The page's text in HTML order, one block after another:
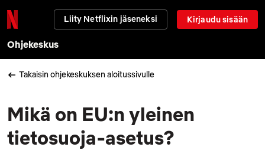
Liity Netflixin jäseneksi Kirjaudu sisään
Ohjekeskus
Takaisin ohjekeskuksen aloitussivulle
Mikä on EU:n yleinen
tietosuoja-asetus?